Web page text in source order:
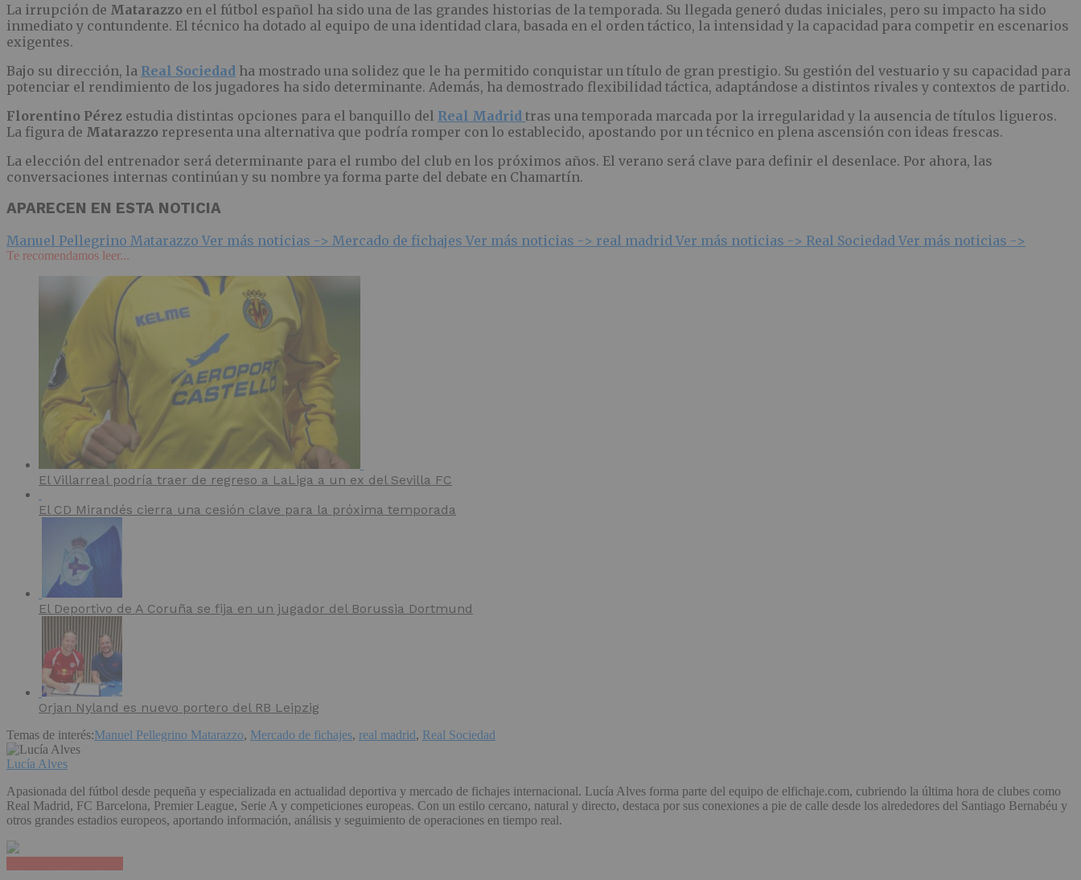
La irrupción de Matarazzo en el fútbol español ha sido una de las grandes historias de la temporada. Su llegada generó dudas iniciales, pero su impacto ha sido
inmediato y contundente. El técnico ha dotado al equipo de una identidad clara, basada en el orden táctico, la intensidad y la capacidad para competir en escenarios
exigentes.
Bajo su dirección, la Real Sociedad ha mostrado una solidez que le ha permitido conquistar un título de gran prestigio. Su gestión del vestuario y su capacidad para
potenciar el rendimiento de los jugadores ha sido determinante. Además, ha demostrado flexibilidad táctica, adaptándose a distintos rivales y contextos de partido.
Florentino Pérez estudia distintas opciones para el banquillo del Real Madrid tras una temporada marcada por la irregularidad y la ausencia de títulos ligueros.
La figura de Matarazzo representa una alternativa que podría romper con lo establecido, apostando por un técnico en plena ascensión con ideas frescas.
La elección del entrenador será determinante para el rumbo del club en los próximos años. El verano será clave para definir el desenlace. Por ahora, las
conversaciones internas continúan y su nombre ya forma parte del debate en Chamartín.
APARECEN EN ESTA NOTICIA
Manuel Pellegrino Matarazzo Ver más noticias -> Mercado de fichajes Ver más noticias -> real madrid Ver más noticias -> Real Sociedad Ver más noticias ->
Te recomendamos leer...
El Villarreal podría traer de regreso a LaLiga a un ex del Sevilla FC
El CD Mirandés cierra una cesión clave para la próxima temporada
El Deportivo de A Coruña se fija en un jugador del Borussia Dortmund
Orjan Nyland es nuevo portero del RB Leipzig
Temas de interés:Manuel Pellegrino Matarazzo, Mercado de fichajes, real madrid, Real Sociedad
Lucía Alves
Apasionada del fútbol desde pequeña y especializada en actualidad deportiva y mercado de fichajes internacional. Lucía Alves forma parte del equipo de elfichaje.com, cubriendo la última hora de clubes como
Real Madrid, FC Barcelona, Premier League, Serie A y competiciones europeas. Con un estilo cercano, natural y directo, destaca por sus conexiones a pie de calle desde los alrededores del Santiago Bernabéu y
otros grandes estadios europeos, aportando información, análisis y seguimiento de operaciones en tiempo real.